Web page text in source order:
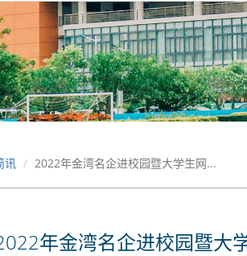
讯 2022年金湾名企进校园暨大学生网...
年金湾名企进校园暨大